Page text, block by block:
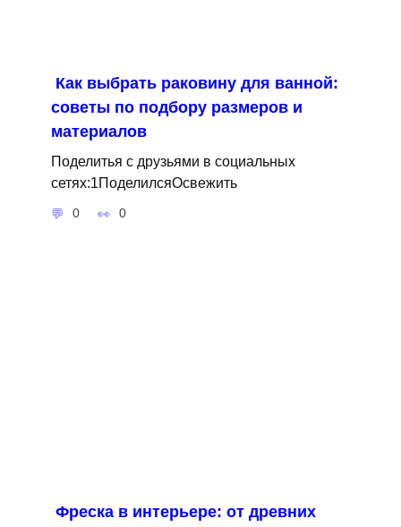
Как выбрать раковину для ванной:
советы по подбору размеров и
материалов
Поделитья с друзьями в социальных
сетях:1ПоделилсяОсвежить
0 0
Фреска в интерьере: от древних